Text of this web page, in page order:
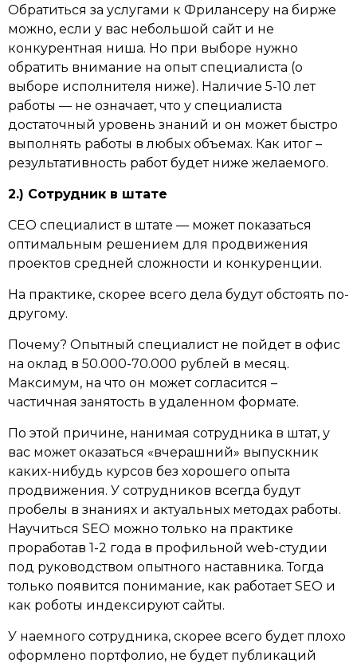
Обратиться за услугами к Фрилансеру на бирже
можно, если у вас небольшой сайт и не
конкурентная ниша. Но при выборе нужно
обратить внимание на опыт специалиста (о
выборе исполнителя ниже). Наличие 5-10 лет
работы — не означает, что у специалиста
достаточный уровень знаний и он может быстро
выполнять работы в любых объемах. Как итог –
результативность работ будет ниже желаемого.
2.) Сотрудник в штате
СЕО специалист в штате — может показаться
оптимальным решением для продвижения
проектов средней сложности и конкуренции.
На практике, скорее всего дела будут обстоять по-
другому.
Почему? Опытный специалист не пойдет в офис
на оклад в 50.000-70.000 рублей в месяц.
Максимум, на что он может согласится –
частичная занятость в удаленном формате.
По этой причине, нанимая сотрудника в штат, у
вас может оказаться «вчерашний» выпускник
каких-нибудь курсов без хорошего опыта
продвижения. У сотрудников всегда будут
пробелы в знаниях и актуальных методах работы.
Научиться SEO можно только на практике
проработав 1-2 года в профильной web-студии
под руководством опытного наставника. Тогда
только появится понимание, как работает SEO и
как роботы индексируют сайты.
У наемного сотрудника, скорее всего будет плохо
оформлено портфолио, не будет публикаций